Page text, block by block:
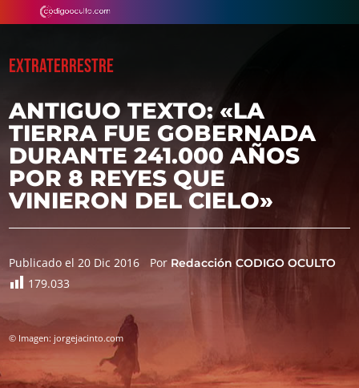
EXTRATERRESTRE
ANTIGUO TEXTO: «LA
TIERRA FUE GOBERNADA
DURANTE 241.000 AÑOS
POR 8 REYES QUE
VINIERON DEL CIELO»
Publicado el 20 Dic 2016 Por Redacción CODIGO OCULTO
179.033
© Imagen: jorgejacinto.com